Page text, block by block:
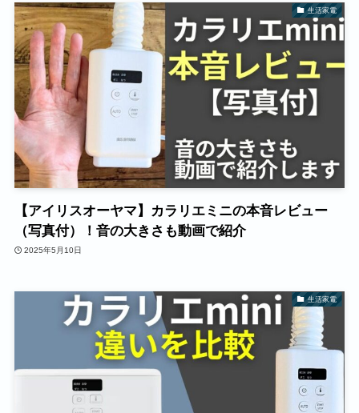
生活家電
【アイリスオーヤマ】カラリエミニの本音レビュー
（写真付）！音の大きさも動画で紹介
2025年5月10日
生活家電